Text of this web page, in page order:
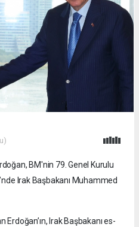
BM'nin 79. Genel Kurulu
Irak Başbakanı Muhammed
Irak Başbakanı es-